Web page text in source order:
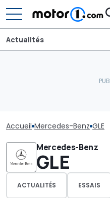
Actualités
Accueil Mercedes-Benz GLE
Mercedes-Benz
GLE
ACTUALITÉS ESSAIS